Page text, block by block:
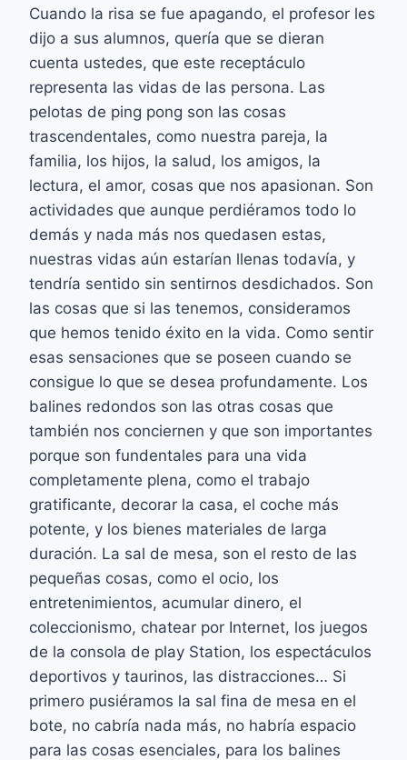
Cuando la risa se fue apagando, el profesor les
dijo a sus alumnos, quería que se dieran
cuenta ustedes, que este receptáculo
representa las vidas de las persona. Las
pelotas de ping pong son las cosas
trascendentales, como nuestra pareja, la
familia, los hijos, la salud, los amigos, la
lectura, el amor, cosas que nos apasionan. Son
actividades que aunque perdiéramos todo lo
demás y nada más nos quedasen estas,
nuestras vidas aún estarían llenas todavía, y
tendría sentido sin sentirnos desdichados. Son
las cosas que si las tenemos, consideramos
que hemos tenido éxito en la vida. Como sentir
esas sensaciones que se poseen cuando se
consigue lo que se desea profundamente. Los
balines redondos son las otras cosas que
también nos conciernen y que son importantes
porque son fundentales para una vida
completamente plena, como el trabajo
gratificante, decorar la casa, el coche más
potente, y los bienes materiales de larga
duración. La sal de mesa, son el resto de las
pequeñas cosas, como el ocio, los
entretenimientos, acumular dinero, el
coleccionismo, chatear por Internet, los juegos
de la consola de play Station, los espectáculos
deportivos y taurinos, las distracciones… Si
primero pusiéramos la sal fina de mesa en el
bote, no cabría nada más, no habría espacio
para las cosas esenciales, para los balines